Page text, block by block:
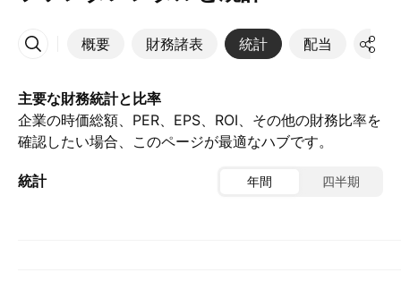
概要 財務諸表 統計 配当 決算
その他
主要な財務統計と比率
企業の時価総額、PER、EPS、ROI、その他の財務比率を
確認したい場合、このページが最適なハブです。
統計 年間 四半期